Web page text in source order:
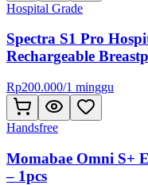
Hospital Grade
Spectra S1 Pro
Rechargeable
Rp200.000/1 minggu
Handsfree
Momabae Omni S+
– 1pcs